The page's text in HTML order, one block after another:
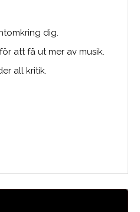
dig.
att få ut mer av musik.
all kritik.